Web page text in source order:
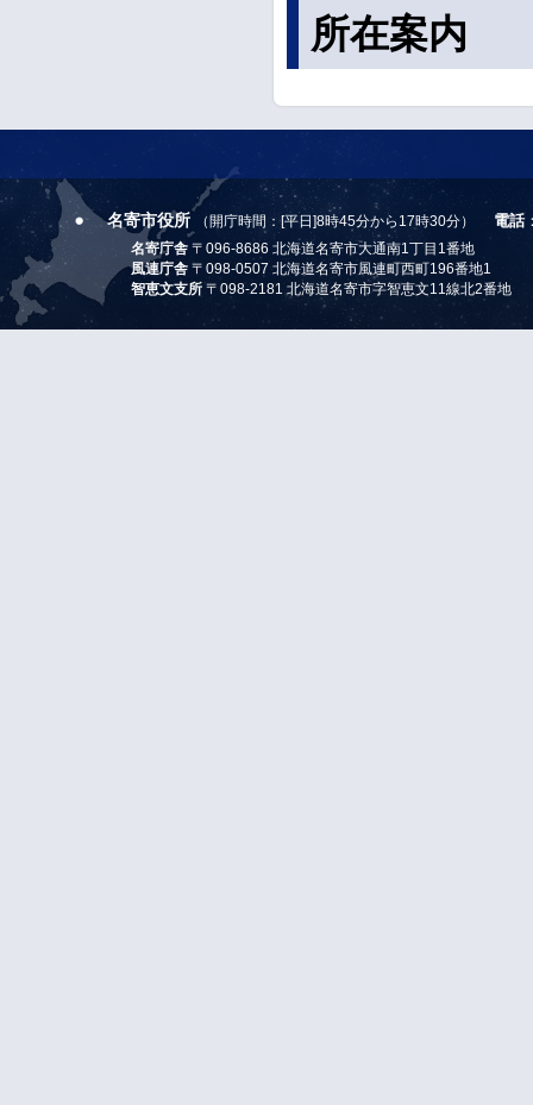
所在案内
名寄市役所 （開庁時間：[平日]8時45分から17時30分） 電話
名寄庁舎 〒096-8686 北海道名寄市大通南1丁目1番地
風連庁舎 〒098-0507 北海道名寄市風連町西町196番地1
智恵文支所 〒098-2181 北海道名寄市字智恵文11線北2番地